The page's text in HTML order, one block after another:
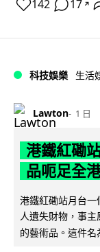
142 17 ↗
科技娛樂 生活
Lawton 1 日
港鐵紅磡
品呃足全
港鐵紅磡站月台
人遺失財物，事
的藝術品。這件